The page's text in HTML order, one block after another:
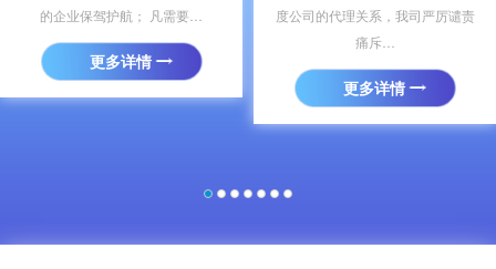
的企业保驾护航； 凡需要…
更多详情
度公司的代理关系，我司严厉谴责
痛斥…
更多详情